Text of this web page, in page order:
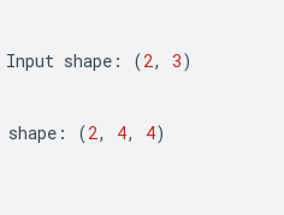
Input shape : (2, 3)
shape : (2, 4, 4)